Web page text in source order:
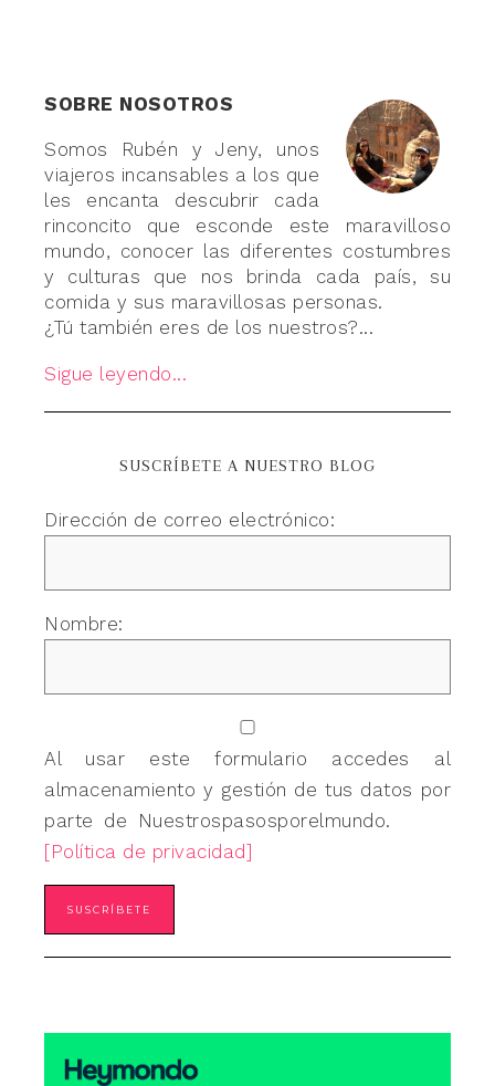
SOBRE NOSOTROS
Somos Rubén y Jeny, unos
viajeros incansables a los que
les encanta descubrir cada
rinconcito que esconde este maravilloso
mundo, conocer las diferentes costumbres
y culturas que nos brinda cada país, su
comida y sus maravillosas personas.
¿Tú también eres de los nuestros?...
Sigue leyendo...
SUSCRÍBETE A NUESTRO BLOG
Dirección de correo electrónico:
Nombre:
Al usar este formulario accedes al
almacenamiento y gestión de tus datos por
parte de Nuestrospasosporelmundo.
[Política de privacidad]